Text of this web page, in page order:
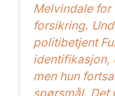
Melvindale
forsikring.
politibetjent
identifikasjon,
men hun
spørsmål. Det